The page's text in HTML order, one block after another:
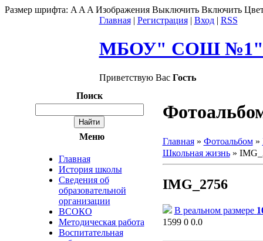
Размер шрифта: A A A Изображения Выключить Включить
Главная| Регистрация| Вход| RSS
МБОУ" СОШ №1"
Приветствую Вас Гость
Поиск
Меню
Главная
История школы
Сведения об
образовательной
организации
ВСОКО
Методическая работа
Воспитательная
Главная» Фотоальбом»
Школьная жизнь»
IMG_2756
В реальном размере
1599 0 0.0